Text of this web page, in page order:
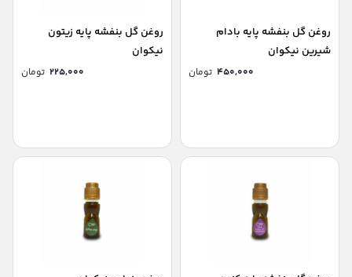
روغن گل بنفشه پایه بادام
شیرین نیکوان
۴۵۰,۰۰۰ تومان
روغن گل بنفشه پایه زیتون
نیکوان
۲۲۵,۰۰۰ تومان